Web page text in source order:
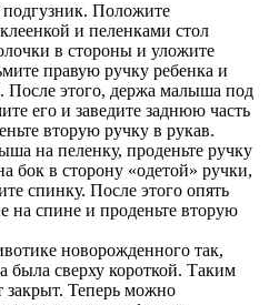
Положите
и пеленками стол
в стороны и уложите
правую ручку ребенка и
После этого, держа малыша под
его и заведите заднюю часть
вторую ручку в рукав.
на пеленку, проденьте ручку
бок в сторону «одетой» ручки,
спинку. После этого опять
на спине и проденьте вторую
новорожденного так,
была сверху короткой. Таким
закрыт. Теперь можно